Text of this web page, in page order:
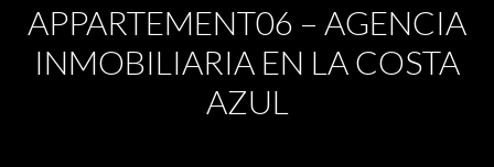
APPARTEMENT06 – AGENCIA
INMOBILIARIA EN LA COSTA
AZUL